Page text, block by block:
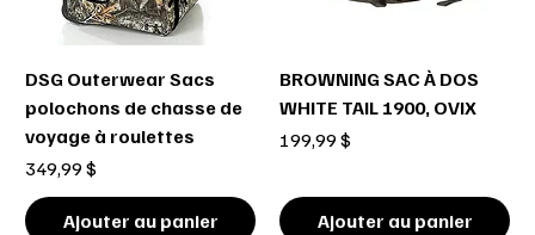
DSG Outerwear Sacs
polochons de chasse de
voyage à roulettes
Prix
349,99 $
Ajouter au panier
BROWNING SAC À DOS
WHITE TAIL 1900, OVIX
Prix
199,99 $
Ajouter au panier